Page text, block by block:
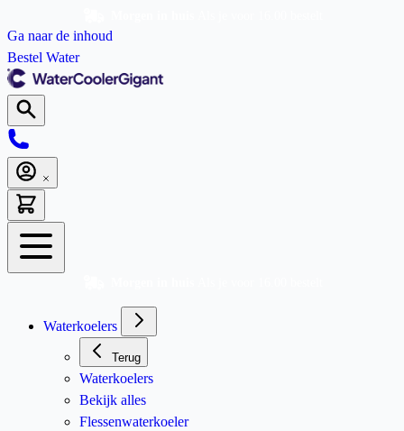
Ga naar de inhoud
Bestel Water
Waterkoelers
Terug
Waterkoelers
Bekijk alles
Flessenwaterkoeler